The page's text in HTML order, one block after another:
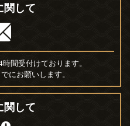
関して
間受付けております。
にお願いします。
関して